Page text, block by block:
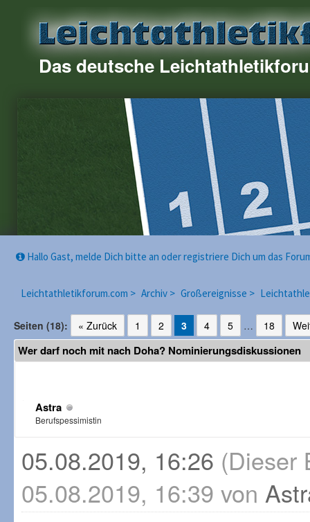
Das deutsche
Hallo Gast, melde Dich bitte an oder registriere Dich um das
Leichtathletikforum.com > Archiv > Großereignisse >
Seiten (18): « Zurück 1 2 3 4 5 … 18
Wer darf noch mit nach Doha? Nominierungsdiskussionen
Astra
Berufspessimistin
05.08.2019, 16:26 (Dieser
05.08.2019, 16:39 von